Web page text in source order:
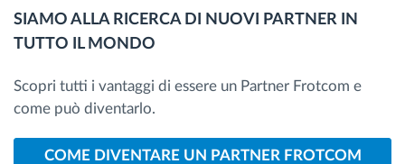
SIAMO ALLA RICERCA DI NUOVI PARTNER IN
TUTTO IL MONDO
Scopri tutti i vantaggi di essere un Partner Frotcom e
come può diventarlo.
COME DIVENTARE UN PARTNER FROTCOM